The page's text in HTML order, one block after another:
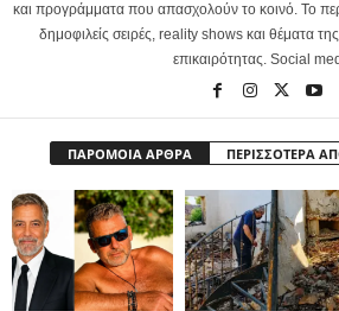
και προγράμματα που απασχολούν το κοινό. Το
δημοφιλείς σειρές, reality shows και θέματα
επικαιρότητας. Social
ΠΑΡΟΜΟΙΑ ΑΡΘΡΑ ΠΕΡΙΣΣΟΤΕΡΑ